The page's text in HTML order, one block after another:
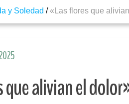
y Soledad / «Las flores que
alivian el